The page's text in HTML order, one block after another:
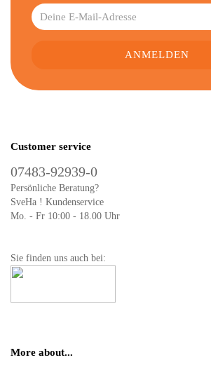
Customer service
07483-92939-0
Persönliche Beratung?
SveHa ! Kundenservice
Mo. - Fr 10:00 - 18.00 Uhr
Sie finden uns auch bei:
More about...